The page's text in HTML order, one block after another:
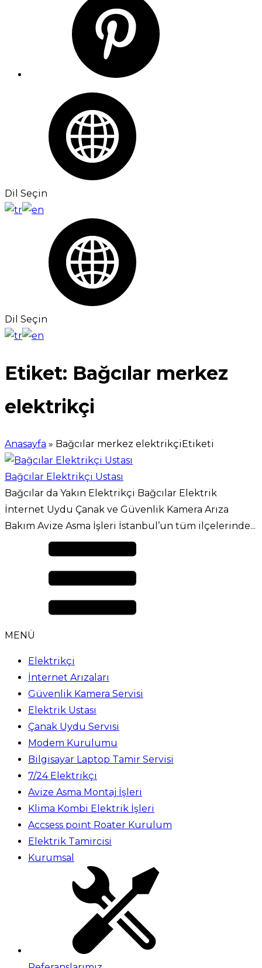
Dil Seçin
Dil Seçin
Etiket: Bağcılar merkez
elektrikçi
Anasayfa » Bağcılar merkez elektrikçiEtiketi
Bağcılar Elektrikçi Ustası
Bağcılar da Yakın Elektrikçi Bağcılar Elektrik
İnternet Uydu Çanak ve Güvenlik Kamera Arıza
Bakım Avize Asma İşleri İstanbul’un tüm ilçelerinde...
MENÜ
Elektrikçi
İnternet Arızaları
Güvenlik Kamera Servisi
Elektrik Ustası
Çanak Uydu Servisi
Modem Kurulumu
Bilgisayar Laptop Tamir Servisi
7/24 Elektrikçi
Avize Asma Montaj İşleri
Klima Kombi Elektrik İşleri
Accsess point Roater Kurulum
Elektrik Tamircisi
Kurumsal